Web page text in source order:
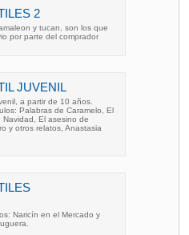
2
y tucan, son los que
por parte del comprador
JUVENIL
a partir de 10 años.
Palabras de Caramelo, El
El asesino de
y otros relatos, Anastasia
Naricín en el Mercado y